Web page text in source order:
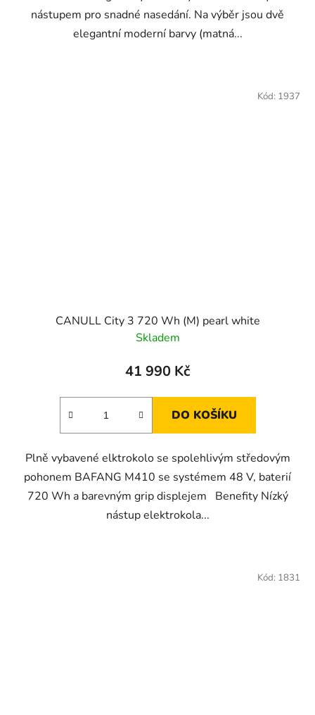
nástupem pro snadné nasedání. Na výběr jsou dvě
elegantní moderní barvy (matná...
CANULL City 3 720 Wh (M) pearl white
Skladem
41 990 Kč
DO KOŠÍKU
Plně vybavené elktrokolo se spolehlivým středovým
pohonem BAFANG M410 se systémem 48 V, baterií
720 Wh a barevným grip displejem Benefity Nízký
nástup elektrokola...
Kód: 1937
Kód: 1831